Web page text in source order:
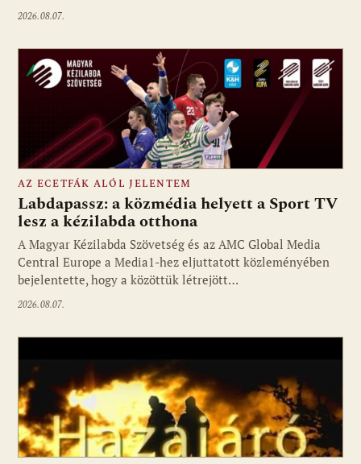
2026.08.07.
Fotó: media1.hu
AZ ECETFÁK ALÓL JELENTEM
Labdapassz: a közmédia helyett a Sport TV
lesz a kézilabda otthona
A Magyar Kézilabda Szövetség és az AMC Global Media
Central Europe a Media1-hez eljuttatott közleményében
bejelentette, hogy a közöttük létrejött…
2026.08.07.